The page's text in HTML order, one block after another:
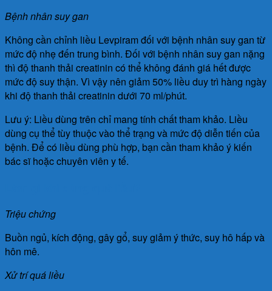
Bệnh nhân suy gan
Không cần chỉnh liều Levpiram đối với bệnh nhân suy gan từ
mức độ nhẹ đến trung bình. Đối với bệnh nhân suy gan nặng
thì độ thanh thải creatinin có thể không đánh giá hết được
mức độ suy thận. Vì vậy nên giảm 50% liều duy trì hàng ngày
khi độ thanh thải creatinin dưới 70 ml/phút.
Lưu ý: Liều dùng trên chỉ mang tính chất tham khảo. Liều
dùng cụ thể tùy thuộc vào thể trạng và mức độ diễn tiến của
bệnh. Để có liều dùng phù hợp, bạn cần tham khảo ý kiến
bác sĩ hoặc chuyên viên y tế.
Triệu chứng
Buồn ngủ, kích động, gây gổ, suy giảm ý thức, suy hô hấp và
hôn mê.
Xử trí quá liều